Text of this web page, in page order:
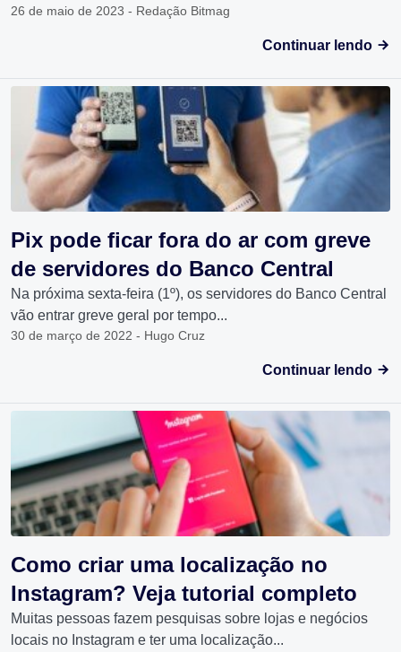
26 de maio de 2023 - Redação Bitmag
Continuar lendo
Pix pode ficar fora do ar com greve
de servidores do Banco Central
Na próxima sexta-feira (1º), os servidores do Banco Central
vão entrar greve geral por tempo...
30 de março de 2022 - Hugo Cruz
Continuar lendo
Como criar uma localização no
Instagram? Veja tutorial completo
Muitas pessoas fazem pesquisas sobre lojas e negócios
locais no Instagram e ter uma localização...